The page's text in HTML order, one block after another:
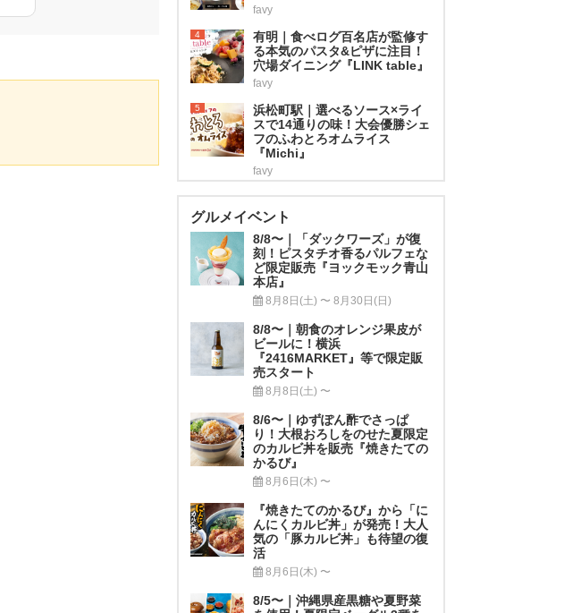
favy
4
有明｜食べログ百名店が監修す
る本気のパスタ&ピザに注目！
穴場ダイニング『LINK table』
favy
5
浜松町駅｜選べるソース×ライ
スで14通りの味！大会優勝シェ
フのふわとろオムライス
『Michi』
favy
グルメイベント
8/8〜｜「ダックワーズ」が復
刻！ピスタチオ香るパルフェな
ど限定販売『ヨックモック青山
本店』
8月8日(土) 〜 8月30日(日)
8/8〜｜朝食のオレンジ果皮が
ビールに！横浜
『2416MARKET』等で限定販
売スタート
8月8日(土) 〜
8/6〜｜ゆずぽん酢でさっぱ
り！大根おろしをのせた夏限定
のカルビ丼を販売『焼きたての
かるび』
8月6日(木) 〜
『焼きたてのかるび』から「に
んにくカルビ丼」が発売！大人
気の「豚カルビ丼」も待望の復
活
8月6日(木) 〜
8/5〜｜沖縄県産黒糖や夏野菜